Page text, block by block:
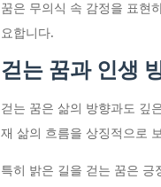
꿈은 무의식 속 감정을 표현
요합니다.
걷는 꿈과 인생
걷는 꿈은 삶의 방향과도 깊
재 삶의 흐름을 상징적으로
특히 밝은 길을 걷는 꿈은 긍